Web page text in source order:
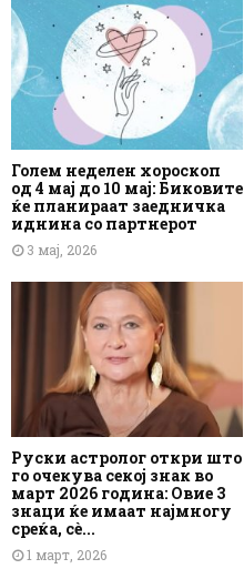
Голем неделен хороскоп
од 4 мај до 10 мај: Биковите
ќе планираат заедничка
иднина со партнерот
3 мај, 2026
Руски астролог откри што
го очекува секој знак во
март 2026 година: Овие 3
знаци ќе имаат најмногу
среќа, сè...
1 март, 2026